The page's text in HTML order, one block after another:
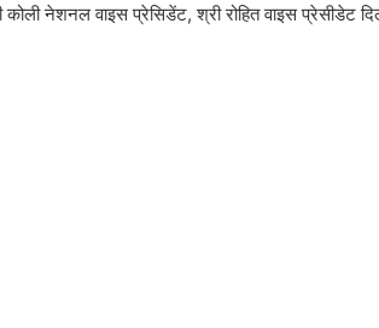
नेशनल वाइस प्रेसिडेंट, श्री रोहित वाइस प्रेसीडेट